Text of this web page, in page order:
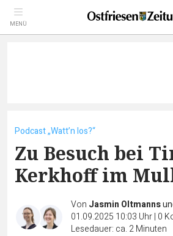
MENÜ
Podcast „Watt’n los?“
Zu Besuch bei
Kerkhoff im
Von Jasmin Oltmanns
01.09.2025 10:03 Uhr| 0
Lesedauer: ca. 2 Minuten